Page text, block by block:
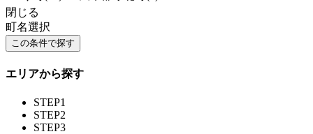
閉じる
町名選択
エリアから探す
STEP1
STEP2
STEP3